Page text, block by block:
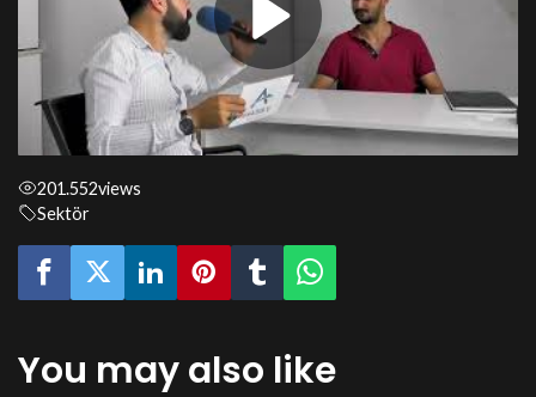
201.552views
Sektör
You may also like